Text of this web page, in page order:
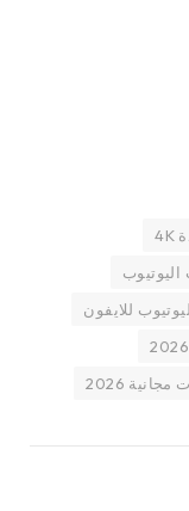
للايفون
2026